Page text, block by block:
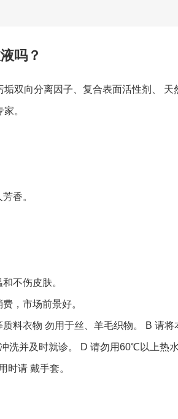
吗？
双向分离因子、复合表面活性剂、
。
香。
不伤皮肤。
，市场前景好。
料衣物 勿用于丝、羊毛织物。 B 请
洗并及时就诊。 D 请勿用60℃以上热
时请 戴手套。